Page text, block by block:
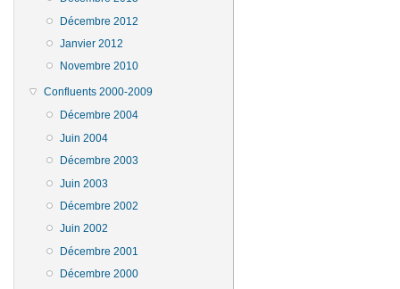
Décembre 2012
Janvier 2012
Novembre 2010
Confluents 2000-2009
Décembre 2004
Juin 2004
Décembre 2003
Juin 2003
Décembre 2002
Juin 2002
Décembre 2001
Décembre 2000